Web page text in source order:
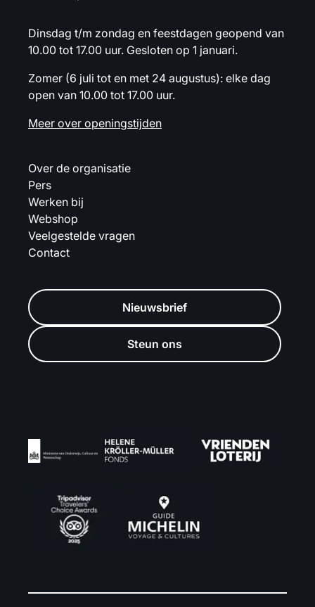
Dinsdag t/m zondag en feestdagen geopend van
10.00 tot 17.00 uur. Gesloten op 1 januari.
Zomer (6 juli tot en met 24 augustus): elke dag
open van 10.00 tot 17.00 uur.
Meer over openingstijden
Over de organisatie
Pers
Werken bij
Webshop
Veelgestelde vragen
Contact
Nieuwsbrief
Steun ons